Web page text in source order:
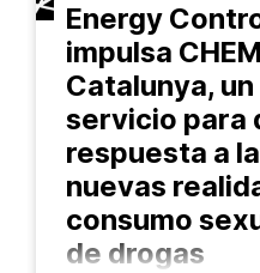
Energy
impulsa
Catalunya,
servicio para
respuesta a
nuevas
consumo
de drogas